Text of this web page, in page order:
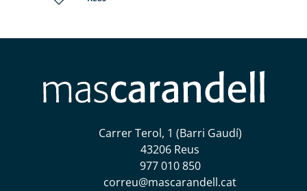
Carrer Terol, 1 (Barri Gaudí)
43206 Reus
977 010 850
correu@mascarandell.cat